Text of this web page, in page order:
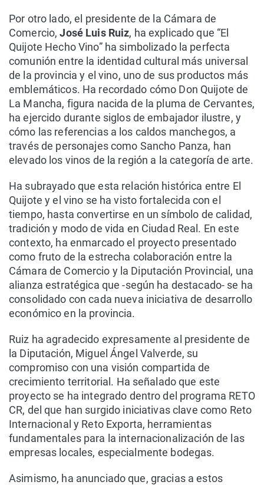
Por otro lado, el presidente de la Cámara de
Comercio, José Luis Ruiz, ha explicado que “El
Quijote Hecho Vino” ha simbolizado la perfecta
comunión entre la identidad cultural más universal
de la provincia y el vino, uno de sus productos más
emblemáticos. Ha recordado cómo Don Quijote de
La Mancha, figura nacida de la pluma de Cervantes,
ha ejercido durante siglos de embajador ilustre, y
cómo las referencias a los caldos manchegos, a
través de personajes como Sancho Panza, han
elevado los vinos de la región a la categoría de arte.
Ha subrayado que esta relación histórica entre El
Quijote y el vino se ha visto fortalecida con el
tiempo, hasta convertirse en un símbolo de calidad,
tradición y modo de vida en Ciudad Real. En este
contexto, ha enmarcado el proyecto presentado
como fruto de la estrecha colaboración entre la
Cámara de Comercio y la Diputación Provincial, una
alianza estratégica que -según ha destacado- se ha
consolidado con cada nueva iniciativa de desarrollo
económico en la provincia.
Ruiz ha agradecido expresamente al presidente de
la Diputación, Miguel Ángel Valverde, su
compromiso con una visión compartida de
crecimiento territorial. Ha señalado que este
proyecto se ha integrado dentro del programa RETO
CR, del que han surgido iniciativas clave como Reto
Internacional y Reto Exporta, herramientas
fundamentales para la internacionalización de las
empresas locales, especialmente bodegas.
Asimismo, ha anunciado que, gracias a estos